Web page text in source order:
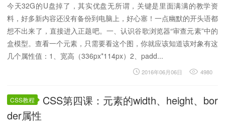
今天32G的U盘掉了，其实优盘无所谓，关键是里面满满的教学资
料，好多新内容还没有备份到电脑上，好心塞！一点幽默的开头语都
想不出来了，直接进入正题吧。一、认识谷歌浏览器“审查元素”中的
盒模型。查看一个元素，只需要看这个图，你就应该知道该对象有这
几个属性值：1、宽高（336px*114px）2、padd...
2016年06月06日 4980
CSS教程
CSS第四课：元素的width、height、bor
der属性